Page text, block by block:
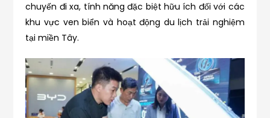
chuyến đi xa, tính năng đặc biệt hữu ích đối với các
khu vực ven biển và hoạt động du lịch trải nghiệm
tại miền Tây.